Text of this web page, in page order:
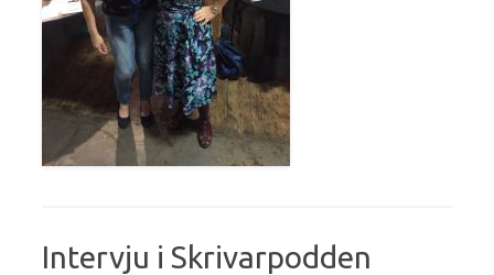
Intervju i Skrivarpodden